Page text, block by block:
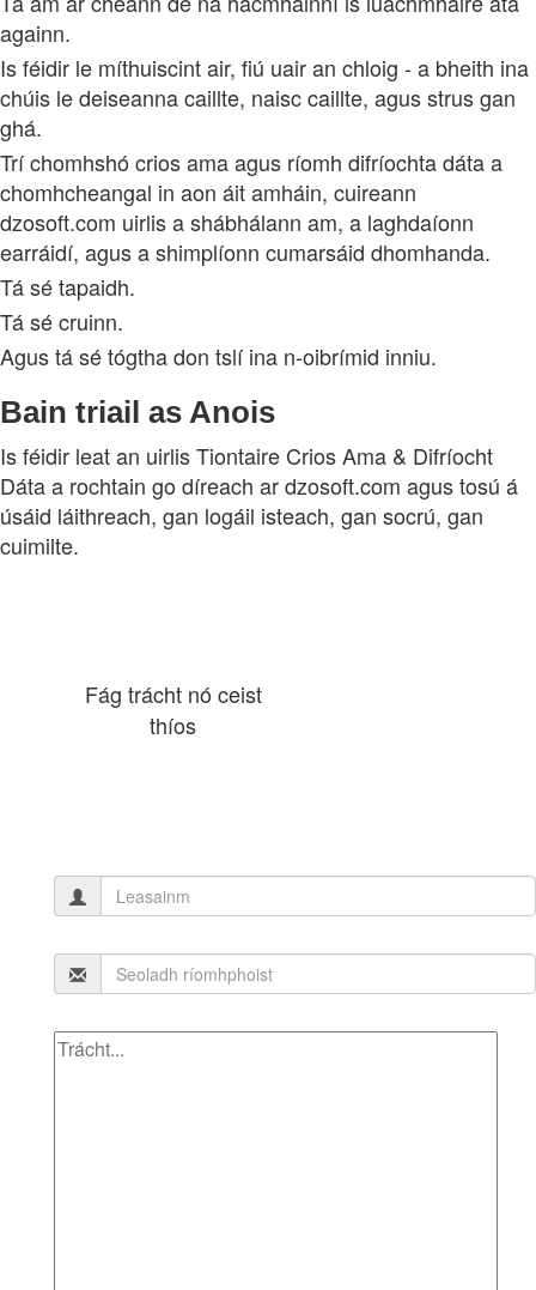
againn.
Is féidir le míthuiscint air, fiú uair an chloig - a bheith ina
chúis le deiseanna caillte, naisc caillte, agus strus gan
ghá.
Trí chomhshó crios ama agus ríomh difríochta dáta a
chomhcheangal in aon áit amháin, cuireann
dzosoft.com uirlis a shábhálann am, a laghdaíonn
earráidí, agus a shimplíonn cumarsáid dhomhanda.
Tá sé tapaidh.
Tá sé cruinn.
Agus tá sé tógtha don tslí ina n-oibrímid inniu.
Bain triail as Anois
Is féidir leat an uirlis Tiontaire Crios Ama & Difríocht
Dáta a rochtain go díreach ar dzosoft.com agus tosú á
úsáid láithreach, gan logáil isteach, gan socrú, gan
cuimilte.
Fág trácht nó ceist
thíos